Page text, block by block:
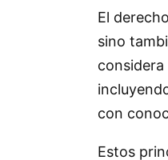
El
sino
con
Estos